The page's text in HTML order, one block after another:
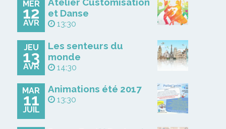
MER
12
AVR
et Danse
13:30
JEU
13
AVR
Les senteurs du
monde
14:30
MAR
11
JUIL
Animations été 2017
13:30